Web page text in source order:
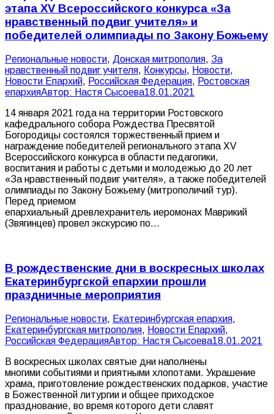
этапа XV Всероссийского конкурса «За
нравственный подвиг учителя» и
победителей олимпиады по Закону Божьему
Pегиональные новости, Донская митрополия, За
нравственный подвиг учителя, Конкурсы, Новости,
Новости Епархий, Российская Федерация, Ростовская
епархияАвтор: Настя Сысоева18.01.2021
14 января 2021 года на территории Ростовского
кафедрального собора Рождества Пресвятой
Богородицы состоялся торжественный прием и
награждение победителей регионального этапа XV
Всероссийского конкурса в области педагогики,
воспитания и работы с детьми и молодежью до 20 лет
«За нравственный подвиг учителя», а также победителей
олимпиады по Закону Божьему (митрополичий тур).
Перед приемом
епархиальный древлехранитель иеромонах Маврикий
(Звягинцев) провел экскурсию по…
В рождественские дни в воскресных школах
Екатеринбургской епархии прошли
праздничные мероприятия
Pегиональные новости, Екатеринбургская епархия,
Екатеринбургская митрополия, Новости Епархий,
Российская ФедерацияАвтор: Настя Сысоева18.01.2021
В воскресных школах святые дни наполнены
многими событиями и приятными хлопотами. Украшение
храма, приготовление рождественских подарков, участие
в Божественной литургии и общее приходское
празднование, во время которого дети славят